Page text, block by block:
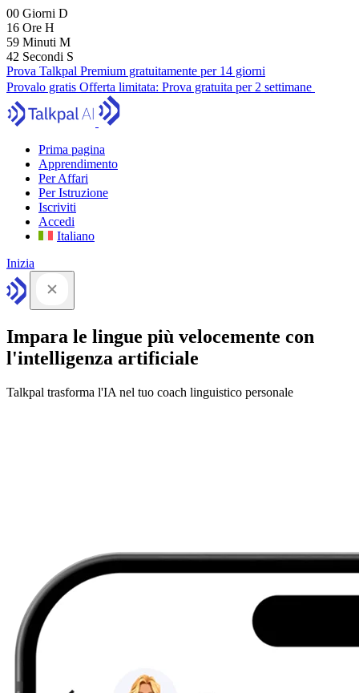
00 Giorni D
16 Ore H
59 Minuti M
41 Secondi S
Prova Talkpal Premium gratuitamente per 14 giorni
Provalo gratis Offerta limitata: Prova gratuita per 2 settimane
Prima pagina
Apprendimento
Per Affari
Per Istruzione
Iscriviti
Accedi
Italiano
Inizia
Impara le lingue più velocemente con
l'intelligenza artificiale
Talkpal trasforma l'IA nel tuo coach linguistico personale